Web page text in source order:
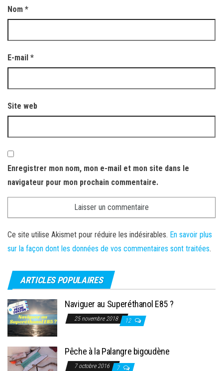
Nom *
E-mail *
Site web
Enregistrer mon nom, mon e-mail et mon site dans le
navigateur pour mon prochain commentaire.
Ce site utilise Akismet pour réduire les indésirables. En savoir plus
sur la façon dont les données de vos commentaires sont traitées.
ARTICLES POPULAIRES
Naviguer au Superéthanol E85 ?
25 novembre 2018 12
Pêche à la Palangre bigoudène
7 octobre 2016 7